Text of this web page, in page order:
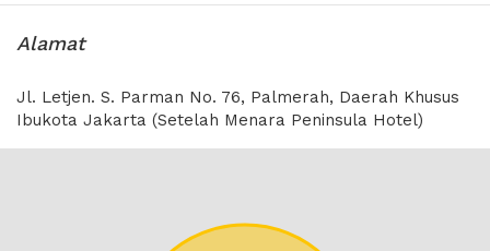
lokasi
Alamat
Jl. Letjen. S. Parman No. 76, Palmerah, Daerah Khusus
Ibukota Jakarta (Setelah Menara Peninsula Hotel)